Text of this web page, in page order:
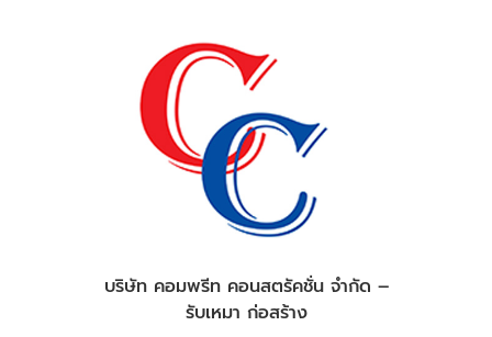
บริษัท คอมพรีท คอนสตรัคชั่น จำกัด –
รับเหมา ก่อสร้าง